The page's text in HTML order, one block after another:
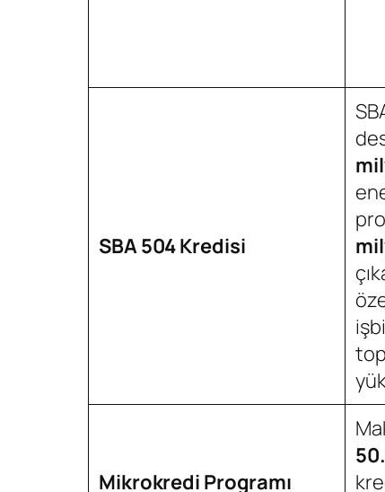
SBA 504 Kredisi
Mikrokredi Programı